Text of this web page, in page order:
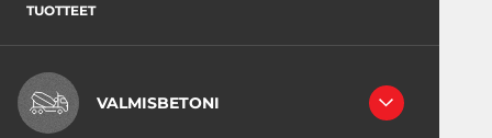
TUOTTEET
VALMISBETONI